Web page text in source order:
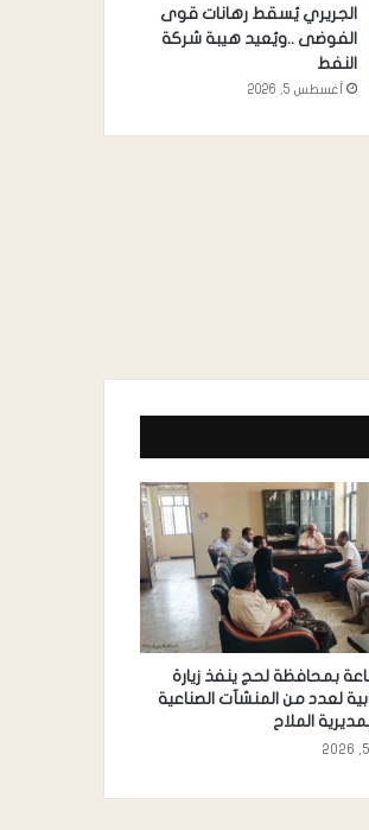
الجريري يُسقط رهانات قوى
الفوضى ..ويُعيد هيبة شركة
النفط
أغسطس 5, 2026
بمحافظة لحج ينفذ زيارة
لعدد من المنشآت الصناعية
الملاح